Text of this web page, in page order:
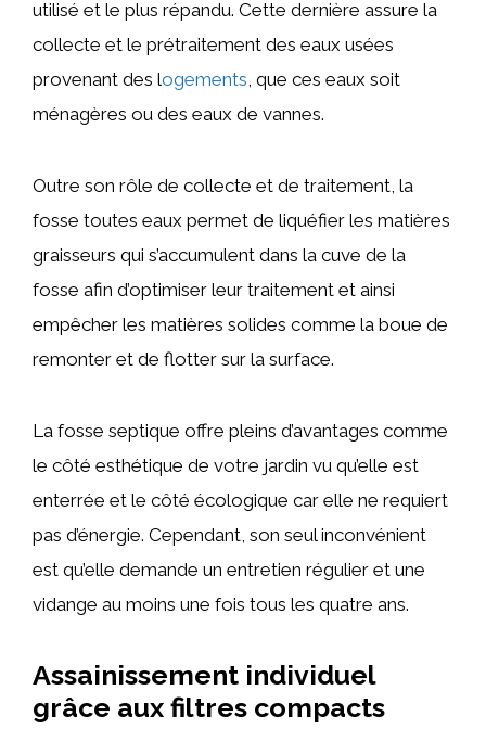
utilisé et le plus répandu. Cette dernière assure la
collecte et le prétraitement des eaux usées
provenant des logements, que ces eaux soit
ménagères ou des eaux de vannes.
Outre son rôle de collecte et de traitement, la
fosse toutes eaux permet de liquéfier les matières
graisseurs qui s’accumulent dans la cuve de la
fosse afin d’optimiser leur traitement et ainsi
empêcher les matières solides comme la boue de
remonter et de flotter sur la surface.
La fosse septique offre pleins d’avantages comme
le côté esthétique de votre jardin vu qu’elle est
enterrée et le côté écologique car elle ne requiert
pas d’énergie. Cependant, son seul inconvénient
est qu’elle demande un entretien régulier et une
vidange au moins une fois tous les quatre ans.
Assainissement individuel
grâce aux filtres compacts